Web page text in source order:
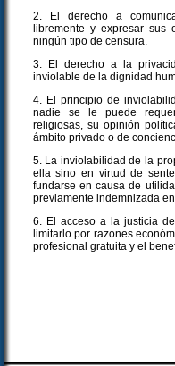
2. El derecho a
libremente y expresar
ningún tipo de censura.
3. El derecho a la
inviolable de la dignidad
4. El principio de
nadie se le puede
religiosas, su opinión
ámbito privado o de
5. La inviolabilidad de la
ella sino en virtud de
fundarse en causa de
previamente indemnizada
6. El acceso a la justicia
limitarlo por razones
profesional gratuita y el